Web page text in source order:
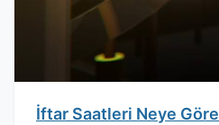
İftar Saatleri Neye